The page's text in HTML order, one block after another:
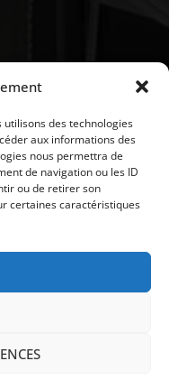
des technologies
aux informations des
nous permettra de
de navigation ou les ID
ou de retirer son
certaines caractéristiques
réservés |Paiement|
légales